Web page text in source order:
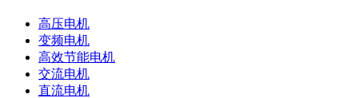
高压电机
变频电机
高效节能电机
交流电机
直流电机